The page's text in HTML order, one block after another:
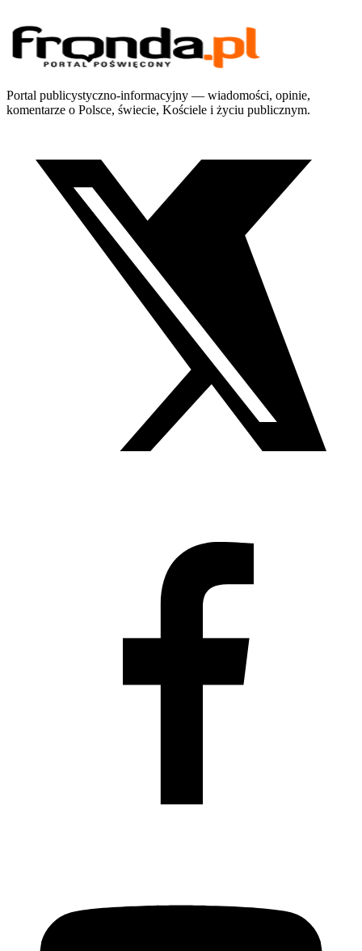
Portal publicystyczno-informacyjny — wiadomości, opinie,
komentarze o Polsce, świecie, Kościele i życiu publicznym.